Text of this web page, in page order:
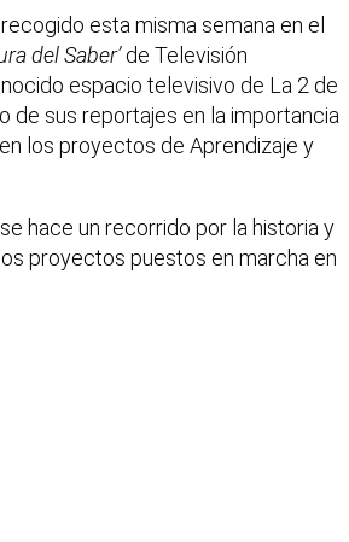
esta misma semana en el
del Saber’de Televisión
espacio televisivo de La 2 de
de sus reportajes en la importancia
los proyectos de Aprendizaje y
hace un recorrido por la historia y
proyectos puestos en marcha en